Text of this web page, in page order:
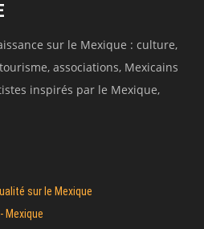
sur le Mexique : culture,
associations, Mexicains
inspirés par le Mexique,
sur le Mexique
Mexique